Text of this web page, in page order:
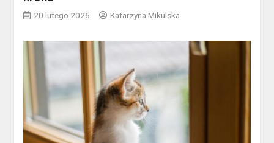
20 lutego 2026 Katarzyna Mikulska